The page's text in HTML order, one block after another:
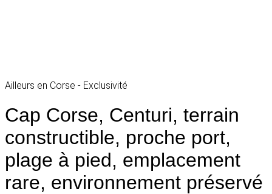
Ailleurs en Corse - Exclusivité
Cap Corse, Centuri, terrain
constructible, proche port,
plage à pied, emplacement
rare, environnement préservé